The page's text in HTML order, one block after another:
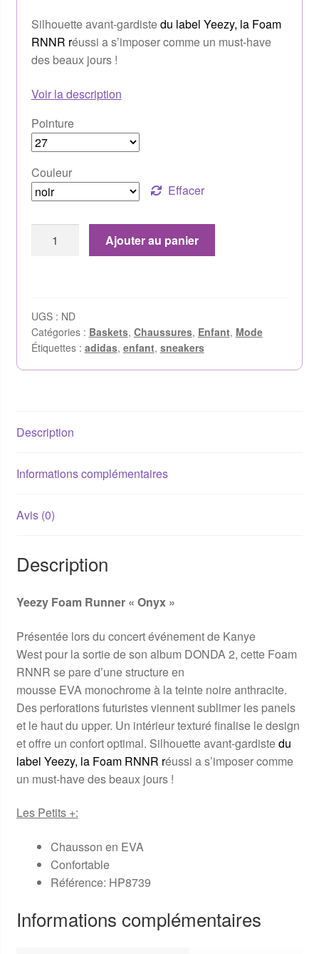
Silhouette avant-gardistedu label Yeezy, la Foam
RNNR réussi a s’imposer comme un must-have
des beaux jours !
Voir la description
Pointure
Couleur
Effacer
Ajouter au panier
UGS : ND
Catégories : Baskets, Chaussures, Enfant, Mode
Étiquettes : adidas, enfant, sneakers
Description
Informations complémentaires
Avis (0)
Description
Yeezy Foam Runner « Onyx »
Présentée lors du concert événement de Kanye
West pour la sortie de son album DONDA 2, cette Foam
RNNR se pare d’une structure en
mousse EVA monochrome à la teinte noire anthracite.
Des perforations futuristes viennent sublimer les panels
et le haut du upper. Un intérieur texturé finalise le design
et offre un confort optimal. Silhouette avant-gardistedu
label Yeezy, la Foam RNNR réussi a s’imposer comme
un must-have des beaux jours !
Les Petits +:
Chausson en EVA
Confortable
Référence: HP8739
Informations complémentaires